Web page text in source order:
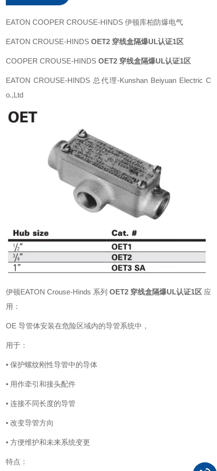
EATON COOPER CROUSE-HINDS 伊顿库柏防爆电气
EATON CROUSE-HINDS OET2 穿线盒隔爆UL认证1区
COOPER CROUSE-HINDS OET2 穿线盒隔爆UL认证1区
EATON CROUSE-HINDS 总代理-Kunshan Beiyuan Electric C
o.,Ltd
伊顿EATON Crouse-Hinds 系列 OET2 穿线盒隔爆UL认证1区 应
用：
OE 导管体安装在危险区域内的导管系统中，
用于：
• 保护螺纹刚性导管中的导体
• 用作牵引和接头配件
• 连接不同长度的导管
• 改变导管方向
• 方便维护和未来系统变更
特点：